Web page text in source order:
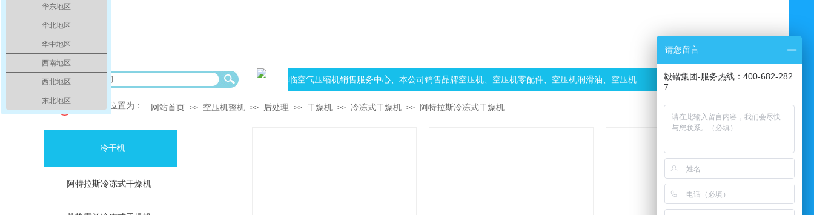
欢迎光临空气压缩机销售服务中心、本公司销售品牌空压机、空压机零配件、空压机润滑油、空压机... 欢迎光临空气压缩机销售服务中心、本
你的当前位置为： 网站首页 >> 空压机整机 >> 后处理 >> 干燥机 >> 冷冻式干燥机 >> 阿特拉斯冷冻式干燥机
冷干机
阿特拉斯冷冻式干燥机
华东地区
华北地区
华中地区
西南地区
西北地区
东北地区
请您留言
毅锴集团-服务热线：400-682-282